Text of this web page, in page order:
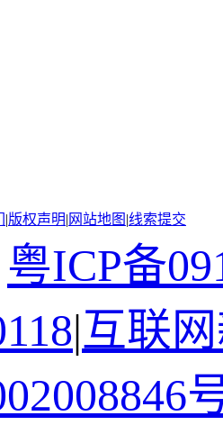
|版权声明| 网站地图 |线索提交
粤ICP备
|互联